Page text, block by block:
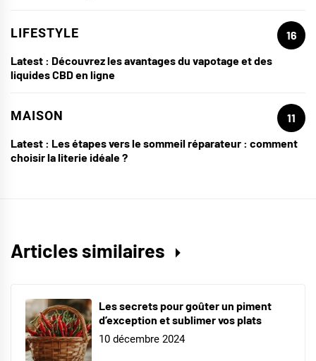
LIFESTYLE
16
Latest : Découvrez les avantages du vapotage et des
liquides CBD en ligne
MAISON
11
Latest : Les étapes vers le sommeil réparateur : comment
choisir la literie idéale ?
Articles similaires
Les secrets pour goûter un piment
d’exception et sublimer vos plats
10 décembre 2024